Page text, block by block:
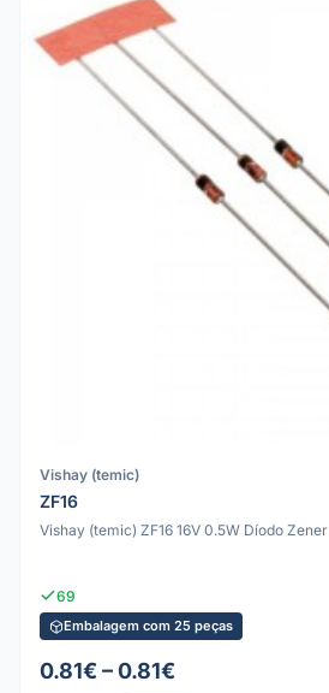
Vishay (temic)
ZF16
Vishay (temic) ZF16 16V 0.5W Díodo Zener
69
Embalagem com 25 peças
0.81€ – 0.81€